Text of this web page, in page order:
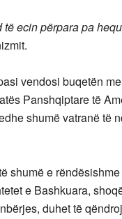
ecin përpara pa
vendosi buqetën
Panshqiptare të
shumë vatranë të
shumë e
e Bashkuara,
duhet të